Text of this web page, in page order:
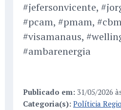
#jefersonvicente,
#pcam, #pmam,
#visamanaus,
#ambarenergia
Publicado em: 31/05/2026
Categoria(s): Políticia